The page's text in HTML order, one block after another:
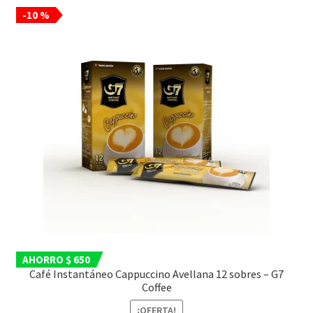
-10 %
AHORRO $ 650
Café Instantáneo Cappuccino Avellana 12 sobres – G7
Coffee
¡OFERTA!